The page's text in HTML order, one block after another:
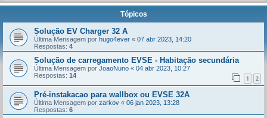
Tópicos
Solução EV Charger 32 A
Última Mensagem por hugo4ever « 07 abr 2023, 14:20
Respostas: 4
Solução de carregamento EVSE - Habitação secundária
Última Mensagem por JoaoNuno « 04 abr 2023, 10:27
Respostas: 14 1 2
Pré-instakacao para wallbox ou EVSE 32A
Última Mensagem por zarkov « 06 jan 2023, 13:28
Respostas: 6